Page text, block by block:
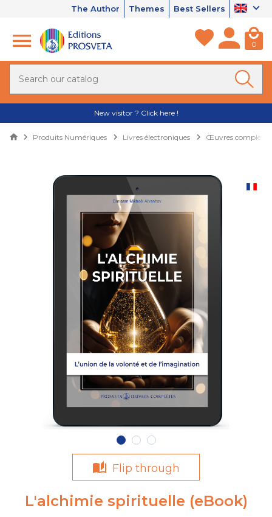
The Author Themes Best Sellers
0
New visitor ? Click here !
Produits Numériques Livres électroniques Œuvres complètes
Flip through
L'alchimie spirituelle (eBook)